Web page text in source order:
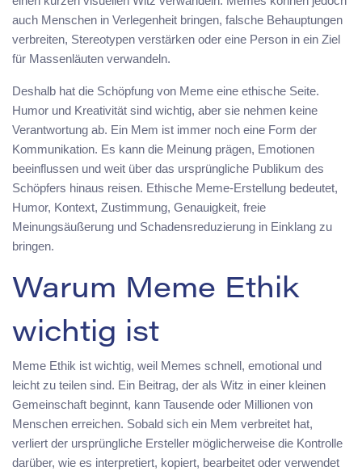
auch Menschen in Verlegenheit bringen, falsche Behauptungen
verbreiten, Stereotypen verstärken oder eine Person in ein Ziel
für Massenläuten verwandeln.
Deshalb hat die Schöpfung von Meme eine ethische Seite.
Humor und Kreativität sind wichtig, aber sie nehmen keine
Verantwortung ab. Ein Mem ist immer noch eine Form der
Kommunikation. Es kann die Meinung prägen, Emotionen
beeinflussen und weit über das ursprüngliche Publikum des
Schöpfers hinaus reisen. Ethische Meme-Erstellung bedeutet,
Humor, Kontext, Zustimmung, Genauigkeit, freie
Meinungsäußerung und Schadensreduzierung in Einklang zu
bringen.
Warum Meme Ethik
wichtig ist
Meme Ethik ist wichtig, weil Memes schnell, emotional und
leicht zu teilen sind. Ein Beitrag, der als Witz in einer kleinen
Gemeinschaft beginnt, kann Tausende oder Millionen von
Menschen erreichen. Sobald sich ein Mem verbreitet hat,
verliert der ursprüngliche Ersteller möglicherweise die Kontrolle
darüber, wie es interpretiert, kopiert, bearbeitet oder verwendet